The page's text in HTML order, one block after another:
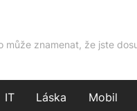
znamenat, že jste
IT Láska Mobil